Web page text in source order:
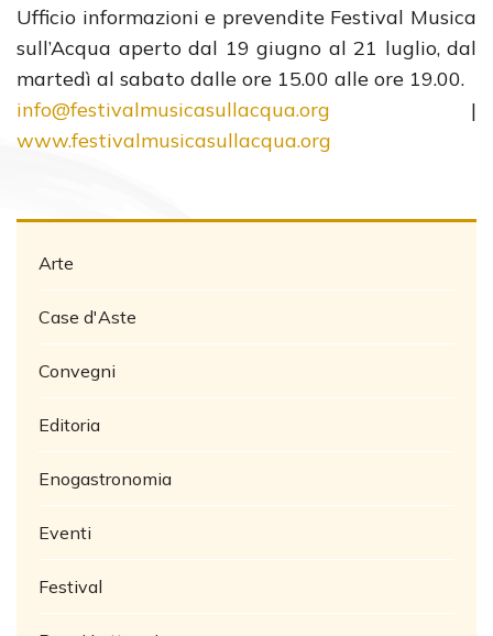
Ufficio informazioni e prevendite Festival Musica
sull’Acqua aperto dal 19 giugno al 21 luglio, dal
martedì al sabato dalle ore 15.00 alle ore 19.00.
info@festivalmusicasullacqua.org |
www.festivalmusicasullacqua.org
Arte
Case d'Aste
Convegni
Editoria
Enogastronomia
Eventi
Festival